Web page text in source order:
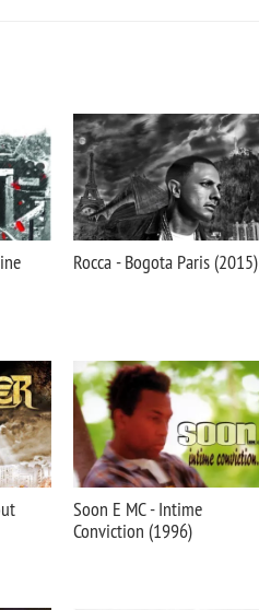
Rocca - Bogota Paris (2015)
Soon E MC - Intime
Conviction (1996)